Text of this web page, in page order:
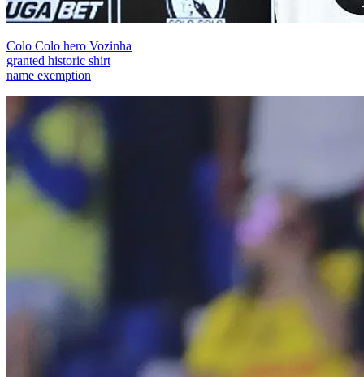
Colo Colo hero Vozinha
granted historic shirt
name exemption